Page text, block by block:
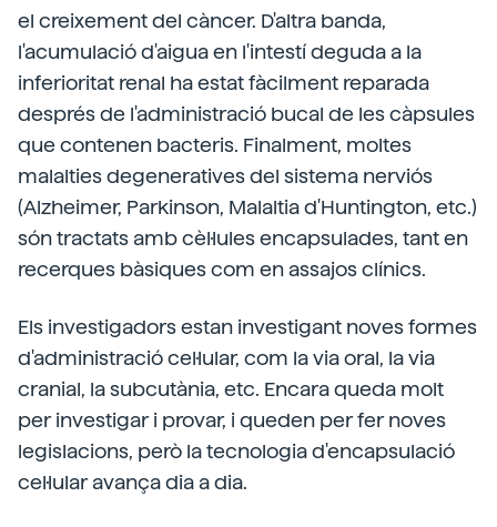
el creixement del càncer. D'altra banda,
l'acumulació d'aigua en l'intestí deguda a la
inferioritat renal ha estat fàcilment reparada
després de l'administració bucal de les càpsules
que contenen bacteris. Finalment, moltes
malalties degeneratives del sistema nerviós
(Alzheimer, Parkinson, Malaltia d'Huntington, etc.)
són tractats amb cèl·lules encapsulades, tant en
recerques bàsiques com en assajos clínics.
Els investigadors estan investigant noves formes
d'administració cel·lular, com la via oral, la via
cranial, la subcutània, etc. Encara queda molt
per investigar i provar, i queden per fer noves
legislacions, però la tecnologia d'encapsulació
cel·lular avança dia a dia.